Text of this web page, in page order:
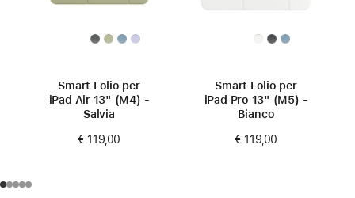
Smart Folio per
iPad Air 13" (M4) -
Salvia
€ 119,00
Smart Folio per
iPad Pro 13" (M5) -
Bianco
€ 119,00